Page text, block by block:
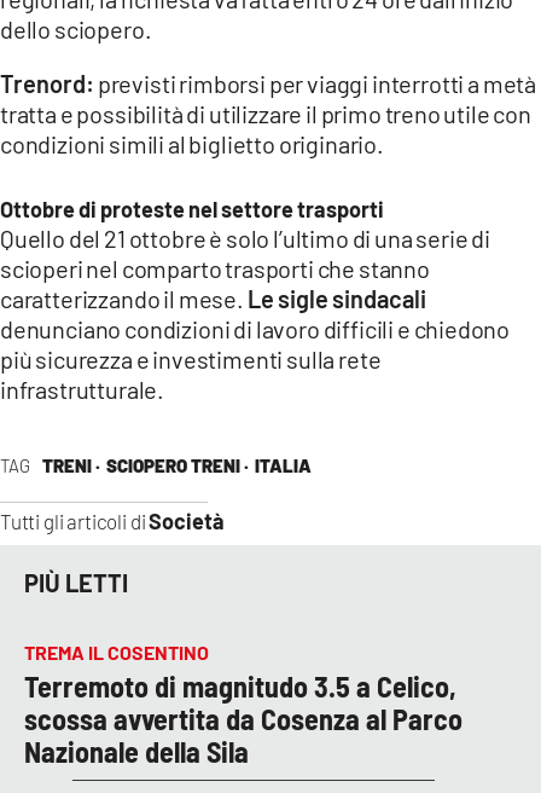
TAG TRENI · SCIOPERO TRENI · ITALIA
Tutti gli articoli diSocietà
dello sciopero.
Trenord: previsti rimborsi per viaggi interrotti a metà
tratta e possibilità di utilizzare il primo treno utile con
condizioni simili al biglietto originario.
Ottobre di proteste nel settore trasporti
Quello del 21 ottobre è solo l’ultimo di una serie di
scioperi nel comparto trasporti che stanno
caratterizzando il mese. Le sigle sindacali
denunciano condizioni di lavoro difficili e chiedono
più sicurezza e investimenti sulla rete
infrastrutturale.
PIÙ LETTI
TREMA IL COSENTINO
Terremoto di magnitudo 3.5 a Celico,
scossa avvertita da Cosenza al Parco
Nazionale della Sila